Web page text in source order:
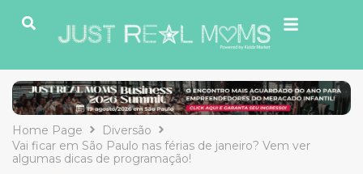
Home Page
Diversão
Vai ficar em São Paulo nas férias de janeiro? Vem ver
algumas dicas de programação!